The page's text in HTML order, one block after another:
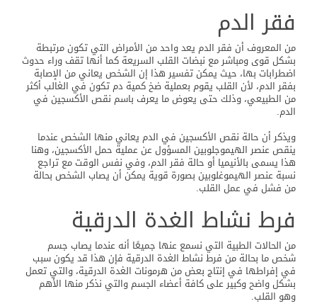
فقر الدم
من المعروف أن فقر الدم يعد واحد من الأمراض التي تكون مرتبطة
بشكل قوى ومباشر مع نبضات القلب السريعة كما أنها تقف وراء حدوث
اضطرابات بها، حيث يمكن تفسير هذا إن الشخص يعاني من الإصابة
بفقر الدم، لأن القلب يقوم بعملية ضخ كمية دم تكون في الغالب أكثر
من الطبيعي، وذلك حتى يعوض ما يعرف باسم نقص الأكسجين في
الدم.
ويذكر أن حالة نقص الأكسجين في الدم يعاني منها الشخص عندما
ينقص عنصر الهيموجلوبين المسؤول عن عملية حمل الأكسجين، وهنا
هذا يسمى بالأنيميا أو حالة فقر الدم، وفي نفس الوقت مع تراجع
نسبة عنصر الهيموغلوبين بصورة قوية يمكن أن يصاب الشخص بحالة
من فشل في عمل القلب.
فرط نشاط الغدة الدرقية
من الحالات الطبية التي نسمع عنها جميعًا أنه عندما يصاب جسم
شخص ما بحالة من فرط نشاط الغدة الدرقية فإن هذا قد يكون سبب
في إفراطها في إنتاج بعض من هرمونات الغدة الدرقية، والتي تعمل
بشكل واضح وكبير على كافة أعضاء الجسم والتي نذكر منها الأهم
وهو القلب.